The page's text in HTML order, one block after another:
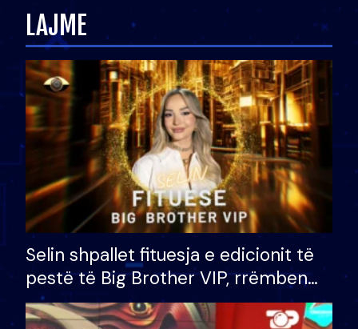
LAJME
Selin shpallet fituesja e edicionit të
pestë të Big Brother VIP, rrëmben
çmimin e madh prej 100 mijë eurosh